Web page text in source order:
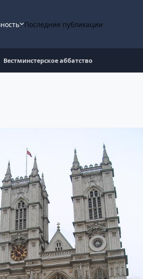
Последние публикации
Вестминстерское аббатство